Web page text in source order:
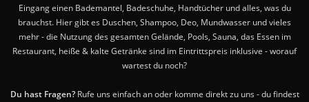
Eingang einen Bademantel, Badeschuhe, Handtücher und alles, was du
brauchst. Hier gibt es Duschen, Shampoo, Deo, Mundwasser und vieles
mehr - die Nutzung des gesamten Gelände, Pools, Sauna, das Essen im
Restaurant, heiße & kalte Getränke sind im Eintrittspreis inklusive - worauf
wartest du noch?
Du hast Fragen?Rufe uns einfach an oder komme direkt zu uns - du findest